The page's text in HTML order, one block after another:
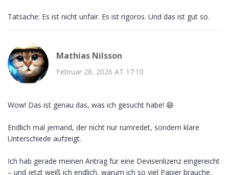
Tatsache: Es ist nicht unfair. Es ist rigoros. Und das ist gut so.
Mathias Nilsson
Februar 28, 2026 AT 17:10
Wow! Das ist genau das, was ich gesucht habe! 😄
Endlich mal jemand, der nicht nur rumredet, sondern klare
Unterschiede aufzeigt.
Ich hab gerade meinen Antrag für eine Devisenlizenz eingereicht
– und jetzt weiß ich endlich, warum ich so viel Papier brauche.